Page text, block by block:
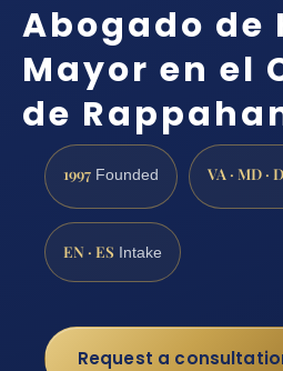
Abogado de
Mayor en el
de
1997 Founded VA · MD ·
EN · ES Intake
Request a